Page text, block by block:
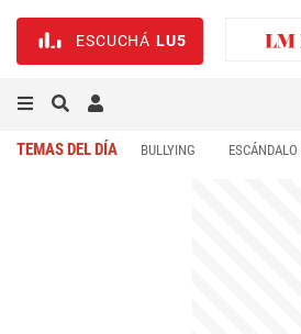
ESCUCHÁ LU5
TEMAS DEL DÍA BULLYING